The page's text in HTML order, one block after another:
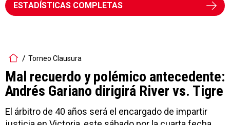
ESTADÍSTICAS COMPLETAS
Torneo Clausura
Mal recuerdo y polémico antecedente:
Andrés Gariano dirigirá River vs. Tigre
El árbitro de 40 años será el encargado de impartir